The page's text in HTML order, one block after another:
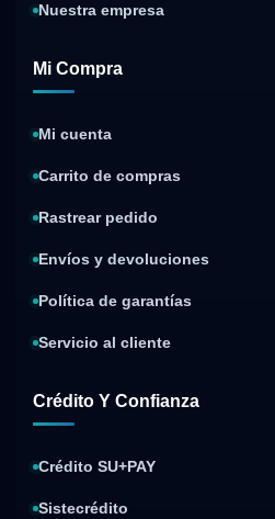
Nuestra empresa
Mi Compra
Mi cuenta
Carrito de compras
Rastrear pedido
Envíos y devoluciones
Política de garantías
Servicio al cliente
Crédito Y Confianza
Crédito SU+PAY
Sistecrédito